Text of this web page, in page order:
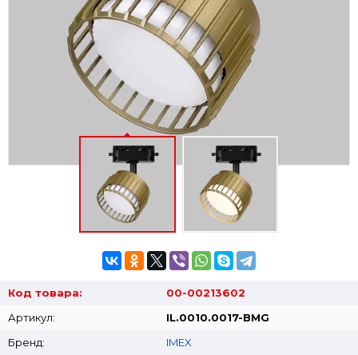
Код товара:
00-00213602
Артикул:
IL.0010.0017-BMG
Бренд:
IMEX